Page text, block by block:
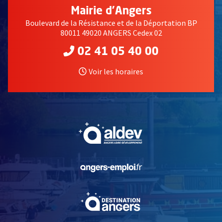
Mairie d'Angers
Boulevard de la Résistance et de la Déportation BP
80011 49020 ANGERS Cedex 02
02 41 05 40 00
Voir les horaires
, Ouvre une nouvelle